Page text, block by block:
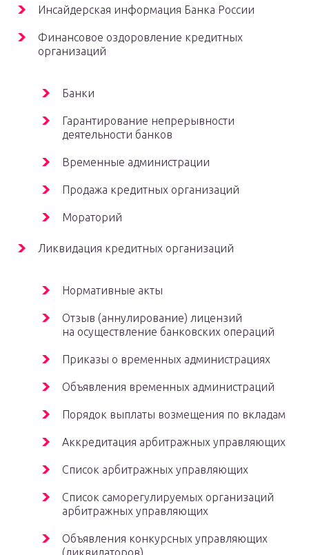
Инсайдерская информация Банка России
Финансовое оздоровление кредитных
организаций
Банки
Гарантирование непрерывности
деятельности банков
Временные администрации
Продажа кредитных организаций
Мораторий
Ликвидация кредитных организаций
Нормативные акты
Отзыв (аннулирование) лицензий
на осуществление банковских операций
Приказы о временных администрациях
Объявления временных администраций
Порядок выплаты возмещения по вкладам
Аккредитация арбитражных управляющих
Список арбитражных управляющих
Список саморегулируемых организаций
арбитражных управляющих
Объявления конкурсных управляющих
(ликвидаторов)